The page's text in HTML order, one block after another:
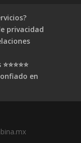
privacidad
en